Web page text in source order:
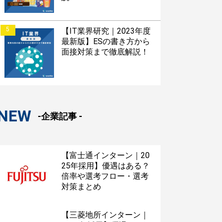
5
【IT業界研究｜2023年度
最新版】ESの書き方から
面接対策まで徹底解説！
-企業記事 -
【富士通インターン｜20
25年採用】優遇はある？
倍率や選考フロー・選考
対策まとめ
【三菱地所インターン｜